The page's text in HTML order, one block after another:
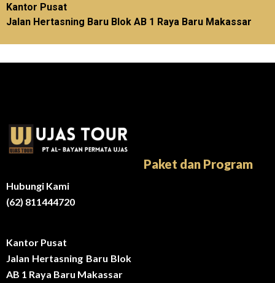
Kantor Pusat
Jalan Hertasning Baru Blok AB 1 Raya Baru Makassar
Hubungi Kami
(62) 811444720
Kantor Pusat
Jalan Hertasning Baru Blok
AB 1 Raya Baru Makassar
Paket dan Program